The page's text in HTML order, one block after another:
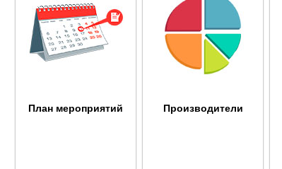
План мероприятий Производители